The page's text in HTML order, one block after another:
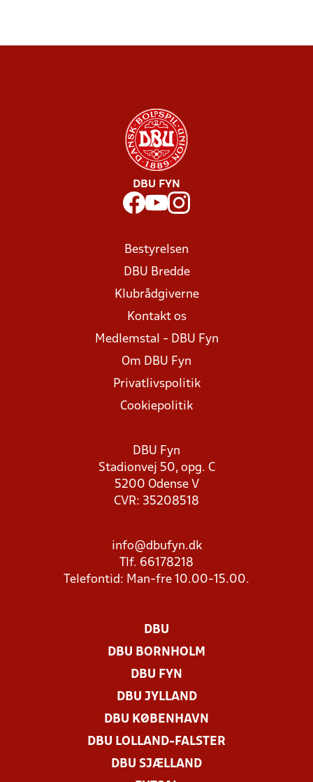
DBU FYN
Bestyrelsen
DBU Bredde
Klubrådgiverne
Kontakt os
Medlemstal - DBU Fyn
Om DBU Fyn
Privatlivspolitik
Cookiepolitik
DBU Fyn
Stadionvej 50, opg. C
5200 Odense V
CVR: 35208518
info@dbufyn.dk
Tlf. 66178218
Telefontid: Man-fre 10.00-15.00.
DBU
DBU BORNHOLM
DBU FYN
DBU JYLLAND
DBU KØBENHAVN
DBU LOLLAND-FALSTER
DBU SJÆLLAND